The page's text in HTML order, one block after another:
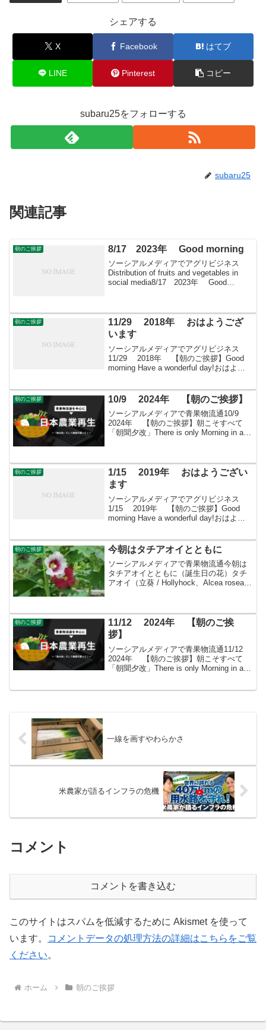
シェアする
X Facebook はてブ
LINE Pinterest コピー
subaru25をフォローする
subaru25
関連記事
朝のご挨拶 8/17 2023年 Good morning
ソーシアルメディアでアグリビジネス
Distribution of fruits and vegetables in
social media8/17 2023年 Good
朝のご挨拶
11/29 2018年 おはようござ
います
ソーシアルメディアでアグリビジネス
11/29 2018年 【朝のご挨拶】Good
morning Have a wonderful day!おはよう
とともに・・・＊...
朝のご挨拶 10/9 2024年 【朝のご挨拶】
ソーシアルメディアで青果物流通10/9
2024年 【朝のご挨拶】朝こそすべて
「朝聞夕改」There is only Morning in all
朝のご挨拶
1/15 2019年 おはようござい
ます
ソーシアルメディアでアグリビジネス
1/15 2019年 【朝のご挨拶】Good
morning Have a wonderful day!おはよう
に・・・＊ ケシ科ケ...
朝のご挨拶 今朝はタチアオイとともに
ソーシアルメディアで青果物流通今朝は
タチアオイとともに（誕生日の花）タチ
アオイ（立葵 / Hollyhock、Alcea rosea）
リ...
朝のご挨拶
11/12 2024年 【朝のご挨
拶】
ソーシアルメディアで青果物流通11/12
2024年 【朝のご挨拶】朝こそすべて
「朝聞夕改」There is only Morning in all
一線を画すやわらかさ
米農家が語るインフラの危機
コメント
コメントを書き込む
このサイトはスパムを低減するために Akismet を使って
います。
コメントデータの処理方法の詳細はこちらをご覧
ください。
ホーム 朝のご挨拶